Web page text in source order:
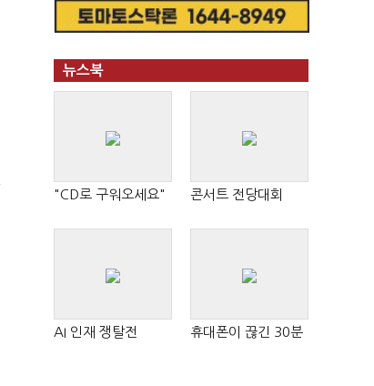
뉴스북
"CD로 구워오세요" 콘서트 전당대회
AI 인재 쟁탈전 휴대폰이 끊긴 30분